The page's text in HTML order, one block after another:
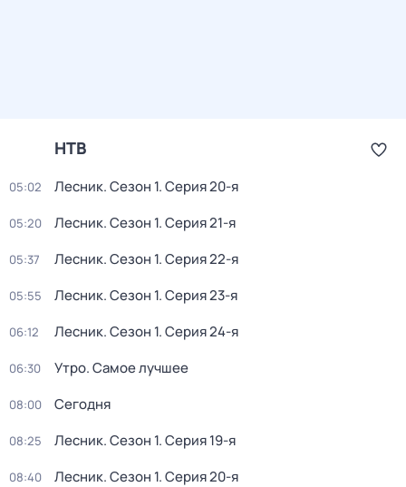
НТВ
05:02 Лесник. Сезон 1. Серия 20-я
05:20 Лесник. Сезон 1. Серия 21-я
05:37 Лесник. Сезон 1. Серия 22-я
05:55 Лесник. Сезон 1. Серия 23-я
06:12 Лесник. Сезон 1. Серия 24-я
06:30 Утро. Самое лучшее
08:00 Сегодня
08:25 Лесник. Сезон 1. Серия 19-я
08:40 Лесник. Сезон 1. Серия 20-я